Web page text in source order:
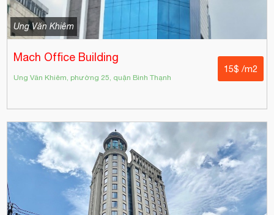
Ung Văn Khiêm
Mach Office Building
Ung Văn Khiêm, phường 25, quận Bình Thạnh
15$ /m2